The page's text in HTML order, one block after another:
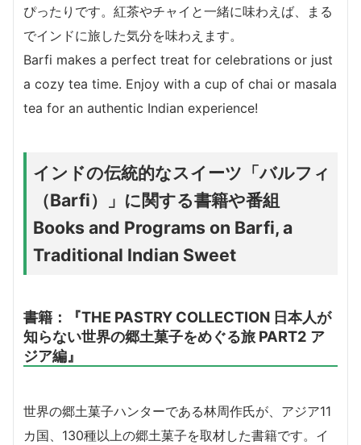
ぴったりです。紅茶やチャイと一緒に味わえば、まる
でインドに旅した気分を味わえます。
Barfi makes a perfect treat for celebrations or just
a cozy tea time. Enjoy with a cup of chai or masala
tea for an authentic Indian experience!
インドの伝統的なスイーツ「バルフィ
（Barfi）」に関する書籍や番組
Books and Programs on Barfi, a
Traditional Indian Sweet
書籍：
『THE PASTRY COLLECTION 日本人が
知らない世界の郷土菓子をめぐる旅 PART2 ア
ジア編』
世界の郷土菓子ハンターである林周作氏が、アジア11
カ国、130種以上の郷土菓子を取材した書籍です。イ